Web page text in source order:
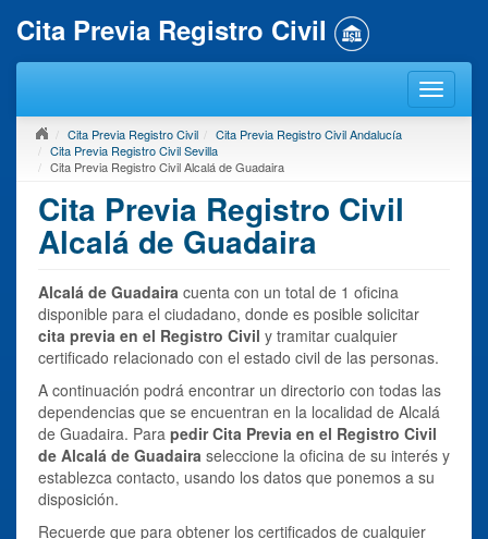
Cita Previa Registro Civil
Cita Previa Registro Civil
Cita Previa Registro Civil Andalucía
Cita Previa Registro Civil Sevilla
Cita Previa Registro Civil Alcalá de Guadaira
Cita Previa Registro Civil
Alcalá de Guadaira
Alcalá de Guadaira cuenta con un total de 1 oficina
disponible para el ciudadano, donde es posible solicitar
cita previa en el Registro Civil y tramitar cualquier
certificado relacionado con el estado civil de las personas.
A continuación podrá encontrar un directorio con todas las
dependencias que se encuentran en la localidad de Alcalá
de Guadaira. Para pedir Cita Previa en el Registro Civil
de Alcalá de Guadaira seleccione la oficina de su interés y
establezca contacto, usando los datos que ponemos a su
disposición.
Recuerde que para obtener los certificados de cualquier